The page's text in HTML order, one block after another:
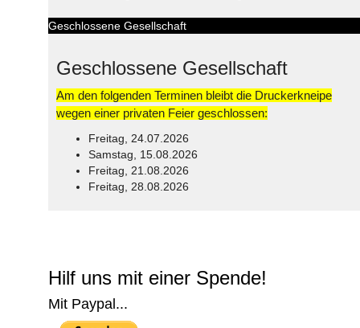
Geschlossene Gesellschaft
Geschlossene Gesellschaft
Am den folgenden Terminen bleibt die Druckerkneipe
wegen einer privaten Feier geschlossen:
Freitag, 24.07.2026
Samstag, 15.08.2026
Freitag, 21.08.2026
Freitag, 28.08.2026
Hilf uns mit einer Spende!
Mit Paypal...